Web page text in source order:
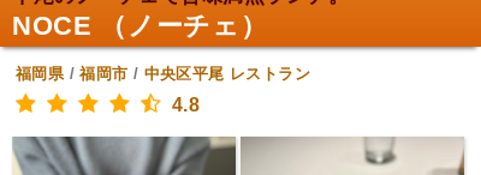
NOCE （ノーチェ）
福岡県/福岡市 / 中央区平尾 レストラン
4.8